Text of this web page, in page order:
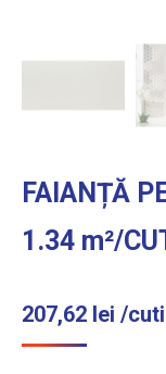
FAIANȚĂ
1.34 m²/
207,62 lei /